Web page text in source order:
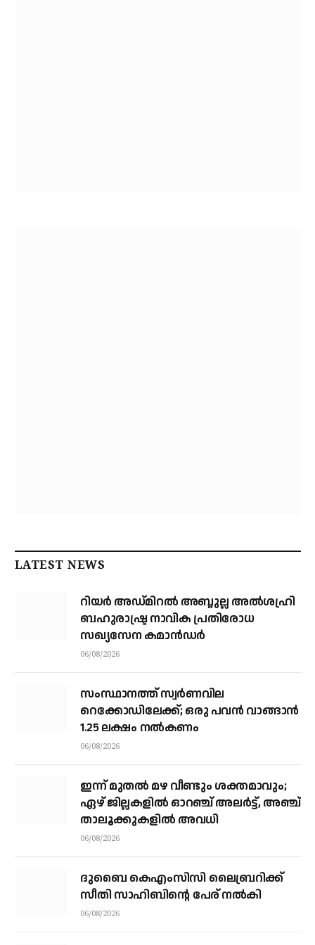
LATEST NEWS
റിയര്‍ അഡ്മിറല്‍ അബ്ദുല്ല അല്‍ശഹ്രി
ബഹുരാഷ്ട്ര നാവിക പ്രതിരോധ
സഖ്യസേന കമാന്‍ഡര്‍
06/08/2026
സംസ്ഥാനത്ത് സ്വര്‍ണവില
റെക്കോഡിലേക്ക്; ഒരു പവന്‍ വാങ്ങാന്‍
1.25 ലക്ഷം നല്‍കണം
06/08/2026
ഇന്ന് മുതല്‍ മഴ വീണ്ടും ശക്തമാവും;
ഏഴ് ജില്ലകളില്‍ ഓറഞ്ച് അലര്‍ട്ട്, അഞ്ച്
താലൂക്കുകളില്‍ അവധി
06/08/2026
ദുബൈ കെഎംസിസി ലൈബ്രറിക്ക്
സീതി സാഹിബിന്റെ പേര് നല്‍കി
06/08/2026